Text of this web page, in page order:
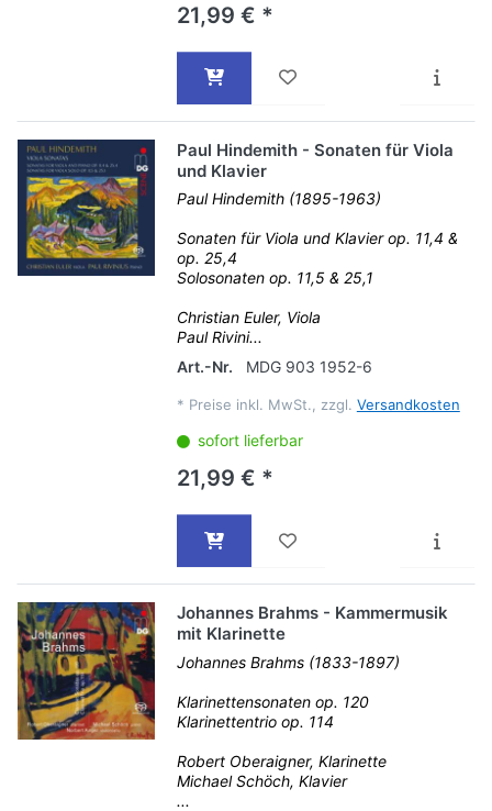
21,99 € *
Paul Hindemith - Sonaten für Viola
und Klavier
Paul Hindemith (1895-1963)
Sonaten für Viola und Klavier op. 11,4 &
op. 25,4
Solosonaten op. 11,5 & 25,1
Christian Euler, Viola
Paul Rivini...
Art.-Nr.
MDG 903 1952-6
* Preise inkl. MwSt., zzgl. Versandkosten
sofort lieferbar
21,99 € *
Johannes Brahms - Kammermusik
mit Klarinette
Johannes Brahms (1833-1897)
Klarinettensonaten op. 120
Klarinettentrio op. 114
Robert Oberaigner, Klarinette
Michael Schöch, Klavier
...